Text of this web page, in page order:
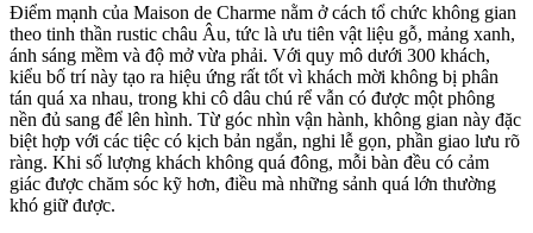
Điểm mạnh của Maison de Charme nằm ở cách tổ chức không gian
theo tinh thần rustic châu Âu, tức là ưu tiên vật liệu gỗ, mảng xanh,
ánh sáng mềm và độ mở vừa phải. Với quy mô dưới 300 khách,
kiểu bố trí này tạo ra hiệu ứng rất tốt vì khách mời không bị phân
tán quá xa nhau, trong khi cô dâu chú rể vẫn có được một phông
nền đủ sang để lên hình. Từ góc nhìn vận hành, không gian này đặc
biệt hợp với các tiệc có kịch bản ngắn, nghi lễ gọn, phần giao lưu rõ
ràng. Khi số lượng khách không quá đông, mỗi bàn đều có cảm
giác được chăm sóc kỹ hơn, điều mà những sảnh quá lớn thường
khó giữ được.